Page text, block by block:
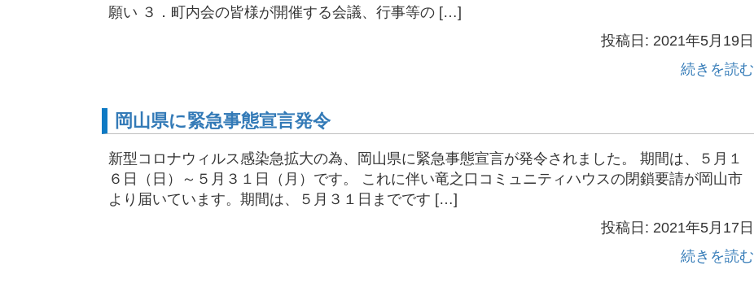
願い ３．町内会の皆様が開催する会議、行事等の […]
投稿日: 2021年5月19日
続きを読む
岡山県に緊急事態宣言発令
新型コロナウィルス感染急拡大の為、岡山県に緊急事態宣言が発令されました。 期間は、５月１
６日（日）～５月３１日（月）です。 これに伴い竜之口コミュニティハウスの閉鎖要請が岡山市
より届いています。期間は、５月３１日までです […]
投稿日: 2021年5月17日
続きを読む